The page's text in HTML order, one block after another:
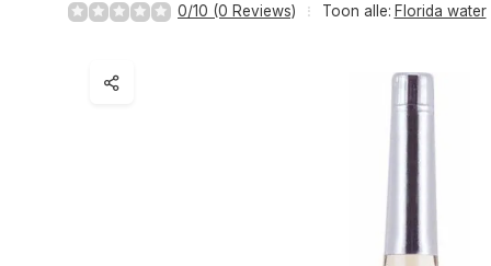
0/10 (0 Reviews) Toon alle: Florida water